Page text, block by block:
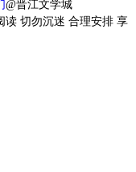
@晋江文学城
读 切勿沉迷 合理安排 享